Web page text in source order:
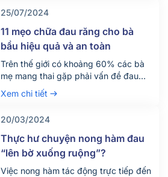
25/07/2024
11 mẹo chữa đau răng cho bà
bầu hiệu quả và an toàn
Trên thế giới có khoảng 60% các bà
mẹ mang thai gặp phải vấn đề đau
nhức răng miệng. Vấn đề có vẻ như
đơn giản này lại chính là nguyên nhân
còi, nhiều ca sinh non, hay thậm chí là
sảy thai. Chính vì vậy, […]
Xem chi tiết
20/03/2024
Thực hư chuyện nong hàm đau
“lên bờ xuống ruộng”?
Việc nong hàm tác động trực tiếp đến